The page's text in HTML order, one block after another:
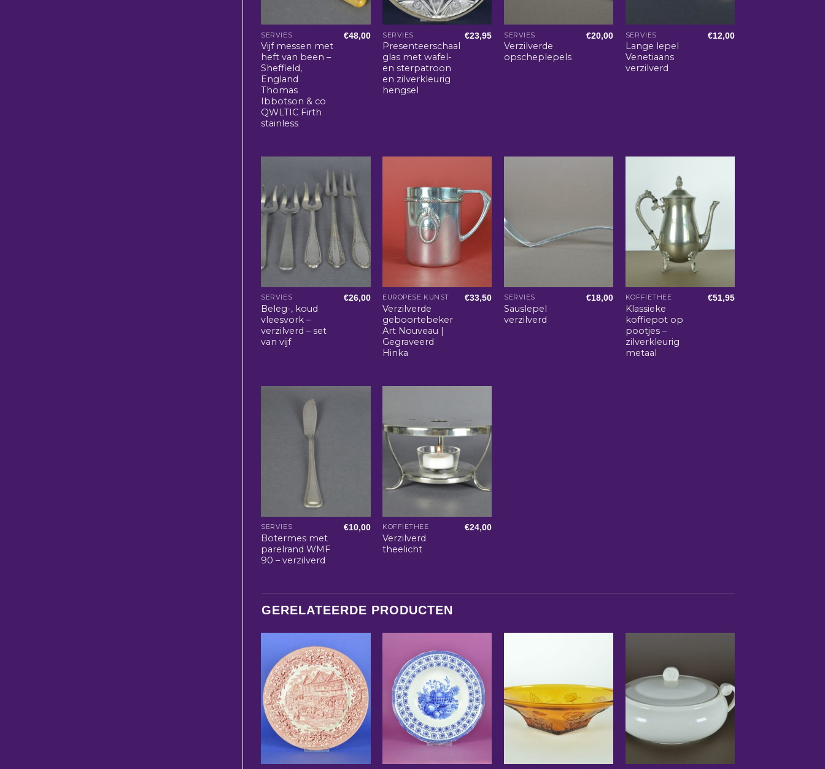
SERVIES
Vijf messen met
heft van been –
Sheffield,
England
Thomas
Ibbotson & co
QWLTIC Firth
stainless
€48,00 SERVIES
Presenteerschaal
glas met wafel-
en sterpatroon
en zilverkleurig
hengsel
€23,95 SERVIES
Verzilverde
opscheplepels
€20,00 SERVIES
Lange lepel
Venetiaans
verzilverd
€12,00
SERVIES
Beleg-, koud
vleesvork –
verzilverd – set
van vijf
€26,00 EUROPESE KUNST
Verzilverde
geboortebeker
Art Nouveau |
Gegraveerd
Hinka
€33,50 SERVIES
Sauslepel
verzilverd
€18,00 KOFFIETHEE
Klassieke
koffiepot op
pootjes –
zilverkleurig
metaal
€51,95
SERVIES
Botermes met
parelrand WMF
90 – verzilverd
€10,00 KOFFIETHEE
Verzilverd
theelicht
€24,00
GERELATEERDE PRODUCTEN